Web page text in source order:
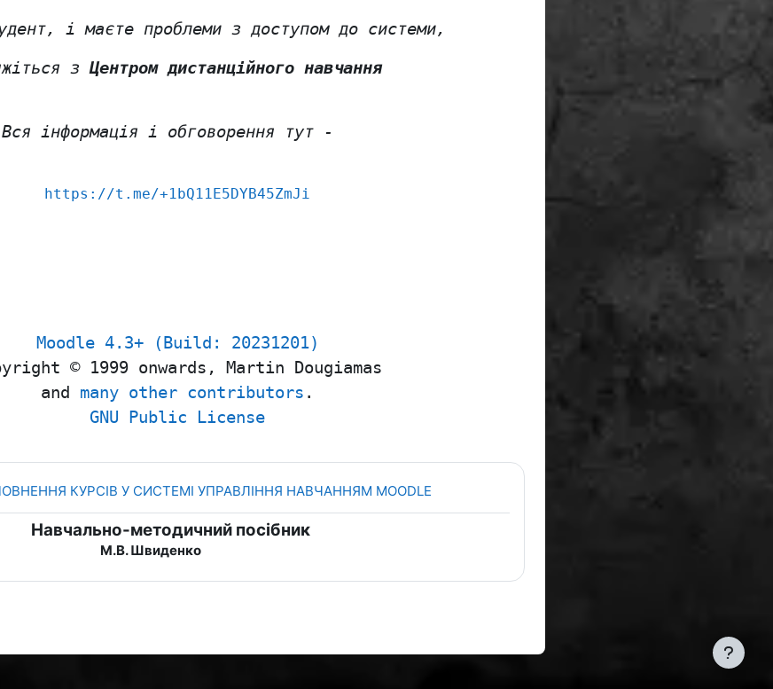
і маєте проблеми з доступом до системи,
з Центром дистанційного навчання
Вся інформація і обговорення тут -
https://t.me/+1bQ11E5DYB45ZmJi
Moodle 4.3+ (Build: 20231201)
© 1999 onwards, Martin Dougiamas
and many other contributors .
GNU Public License
КУРСІВ У СИСТЕМІ УПРАВЛІННЯ НАВЧАННЯМ MOODLE
Навчально-методичний посібник
М.В. Швиденко